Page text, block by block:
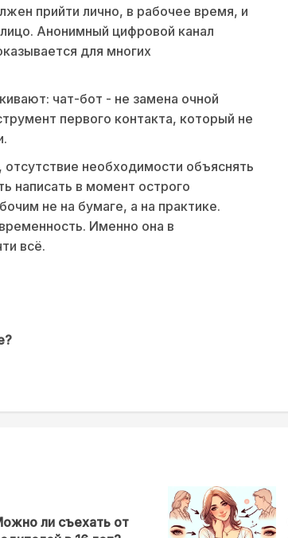
прийти лично, в рабочее время, и
Анонимный цифровой канал
для многих
чат-бот - не замена очной
первого контакта, который не
необходимости объяснять
написать в момент острого
не на бумаге, а на практике.
Именно она в
всё.
ли съехать от